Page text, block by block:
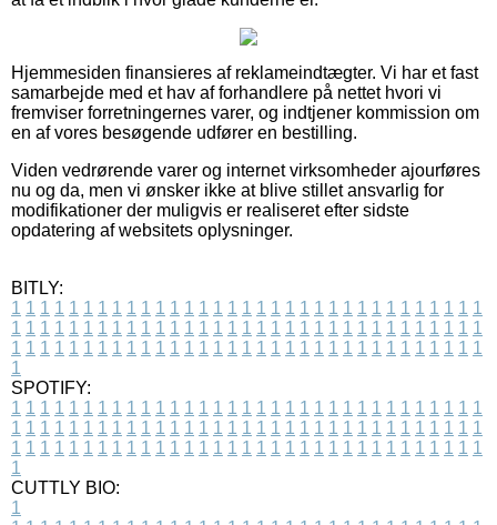
Hjemmesiden finansieres af reklameindtægter. Vi har et fast
samarbejde med et hav af forhandlere på nettet hvori vi
fremviser forretningernes varer, og indtjener kommission om
en af vores besøgende udfører en bestilling.
Viden vedrørende varer og internet virksomheder ajourføres
nu og da, men vi ønsker ikke at blive stillet ansvarlig for
modifikationer der muligvis er realiseret efter sidste
opdatering af websitets oplysninger.
BITLY:
1 1 1 1 1 1 1 1 1 1 1 1 1 1 1 1 1 1 1 1 1 1 1 1 1 1 1 1 1 1 1 1 1
1 1 1 1 1 1 1 1 1 1 1 1 1 1 1 1 1 1 1 1 1 1 1 1 1 1 1 1 1 1 1 1 1
1 1 1 1 1 1 1 1 1 1 1 1 1 1 1 1 1 1 1 1 1 1 1 1 1 1 1 1 1 1 1 1 1
1
SPOTIFY:
1 1 1 1 1 1 1 1 1 1 1 1 1 1 1 1 1 1 1 1 1 1 1 1 1 1 1 1 1 1 1 1 1
1 1 1 1 1 1 1 1 1 1 1 1 1 1 1 1 1 1 1 1 1 1 1 1 1 1 1 1 1 1 1 1 1
1 1 1 1 1 1 1 1 1 1 1 1 1 1 1 1 1 1 1 1 1 1 1 1 1 1 1 1 1 1 1 1 1
1
CUTTLY BIO:
1